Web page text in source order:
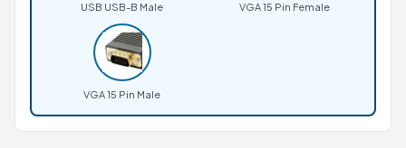
USB USB-B Male VGA 15 Pin Female
VGA 15 Pin Male